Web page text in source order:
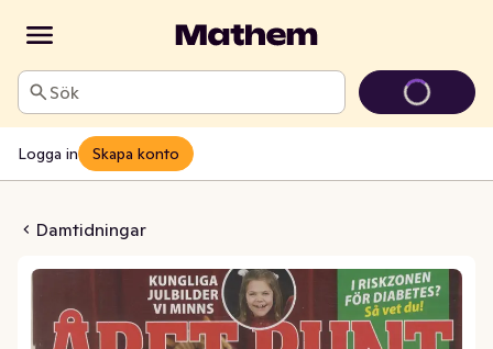
Sök
Logga in Skapa konto
Damtidningar
Tidsam